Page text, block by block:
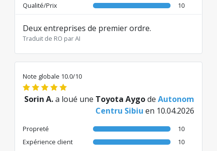
Qualité/Prix
10
Deux entreprises de premier ordre.
Traduit de RO par AI
Note globale 10.0/10
Sorin A.a loué une Toyota Aygode Autonom
Centru Sibiu en 10.04.2026
Propreté
10
Expérience client
10